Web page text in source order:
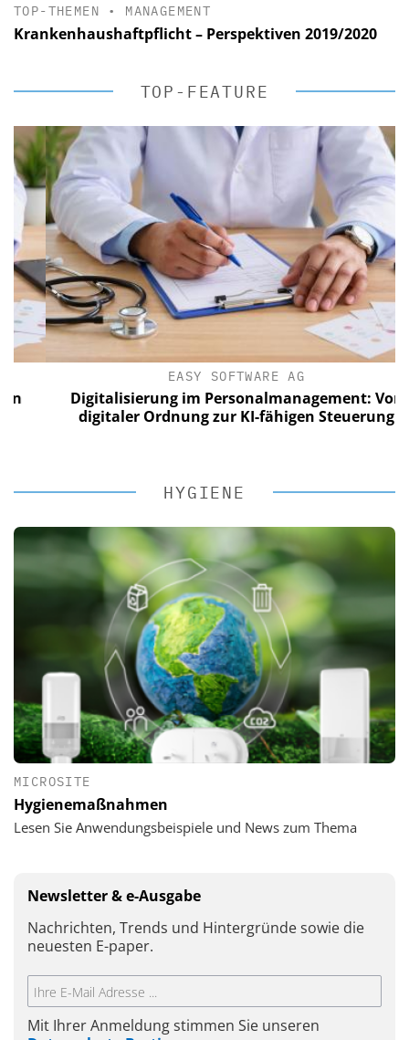
TOP-THEMEN • MANAGEMENT
Krankenhaushaftpflicht – Perspektiven 2019/2020
TOP-FEATURE
EASY SOFTWARE AG
Digitalisierung im Personalmanagement: Von
digitaler Ordnung zur KI-fähigen Steuerung
HYGIENE
MICROSITE
Hygienemaßnahmen
Lesen Sie Anwendungsbeispiele und News zum Thema
Newsletter & e-Ausgabe
Nachrichten, Trends und Hintergründe sowie die
neuesten E-paper.
Mit Ihrer Anmeldung stimmen Sie unseren